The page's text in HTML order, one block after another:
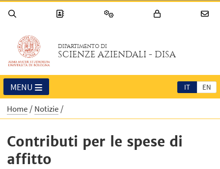
DIPARTIMENTO DI
SCIENZE AZIENDALI - DISA
IT EN
MENU
Home Notizie
Contributi per le spese di
affitto